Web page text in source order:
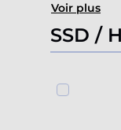
Voir plus
SSD /